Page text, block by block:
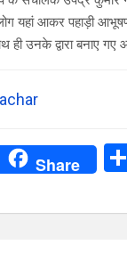
यहां आकर पहाड़ी आभूषण
उनके द्वारा बनाए गए
Share